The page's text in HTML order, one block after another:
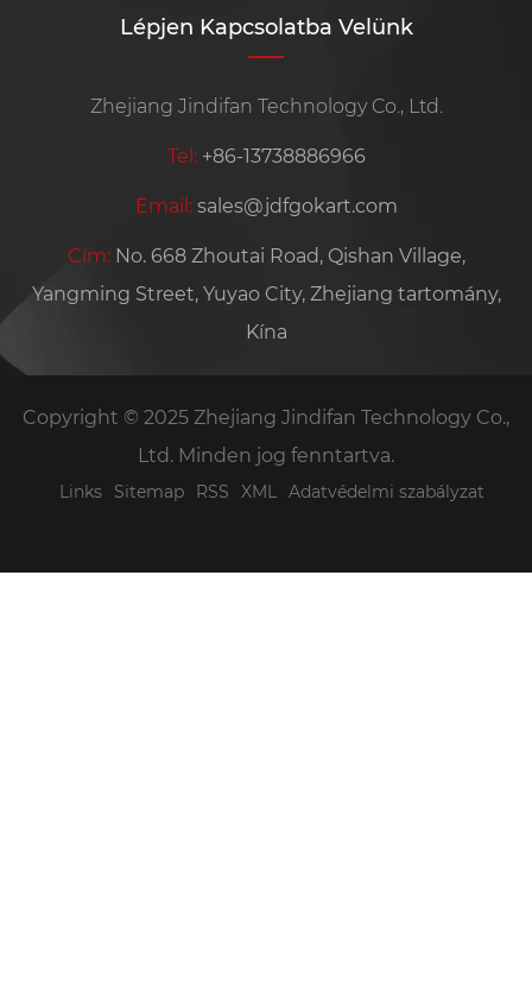
Lépjen Kapcsolatba Velünk
Zhejiang Jindifan Technology Co., Ltd.
Tel: +86-13738886966
Email: sales@jdfgokart.com
Cím: No. 668 Zhoutai Road, Qishan Village,
Yangming Street, Yuyao City, Zhejiang tartomány,
Kína
Copyright © 2025 Zhejiang Jindifan Technology Co.,
Ltd. Minden jog fenntartva.
Links Sitemap RSS XML Adatvédelmi szabályzat